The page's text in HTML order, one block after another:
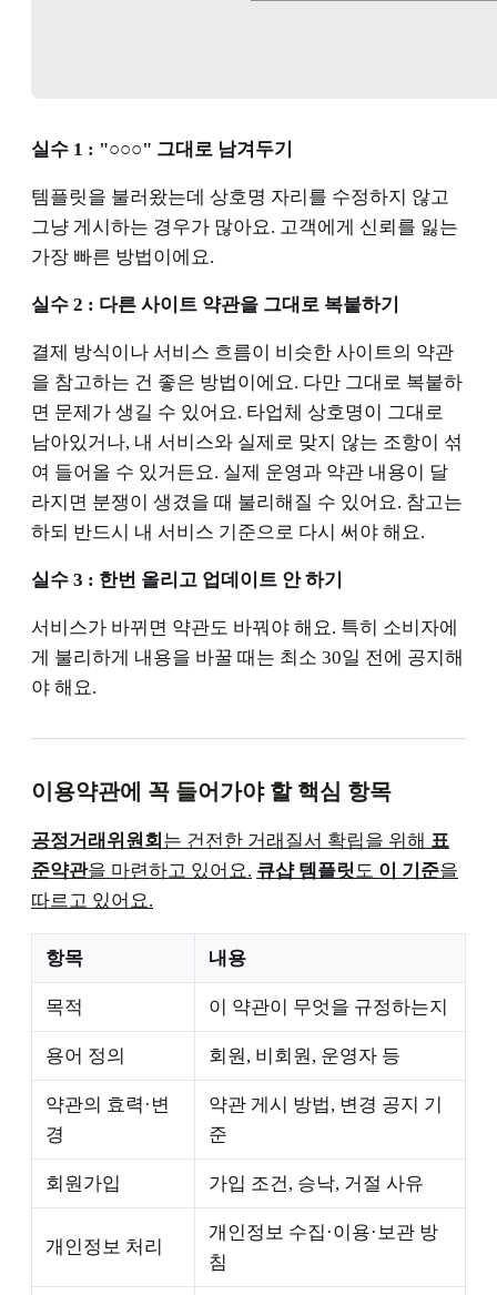
실수 1 : "○○○" 그대로 남겨두기
템플릿을 불러왔는데 상호명 자리를 수정하지 않고
그냥 게시하는 경우가 많아요. 고객에게 신뢰를 잃는
가장 빠른 방법이에요.
실수 2 : 다른 사이트 약관을 그대로 복붙하기
결제 방식이나 서비스 흐름이 비슷한 사이트의 약관
을 참고하는 건 좋은 방법이에요. 다만 그대로 복붙하
면 문제가 생길 수 있어요. 타업체 상호명이 그대로
남아있거나, 내 서비스와 실제로 맞지 않는 조항이 섞
여 들어올 수 있거든요. 실제 운영과 약관 내용이 달
라지면 분쟁이 생겼을 때 불리해질 수 있어요. 참고는
하되 반드시 내 서비스 기준으로 다시 써야 해요.
실수 3 : 한번 올리고 업데이트 안 하기
서비스가 바뀌면 약관도 바꿔야 해요. 특히 소비자에
게 불리하게 내용을 바꿀 때는 최소 30일 전에 공지해
야 해요.
이용약관에 꼭 들어가야 할 핵심 항목
공정거래위원회 는 건전한 거래질서 확립을 위해 표
준약관을 마련하고 있어요. 큐샵 템플릿도 이 기준을
따르고 있어요.
항목 내용
목적 이 약관이 무엇을 규정하는지
용어 정의 회원, 비회원, 운영자 등
약관의 효력·변
경
약관 게시 방법, 변경 공지 기
준
회원가입 가입 조건, 승낙, 거절 사유
개인정보 처리
개인정보 수집·이용·보관 방
침